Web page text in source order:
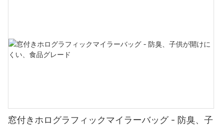
窓付きホログラフィックマイラーバッグ - 防臭、子